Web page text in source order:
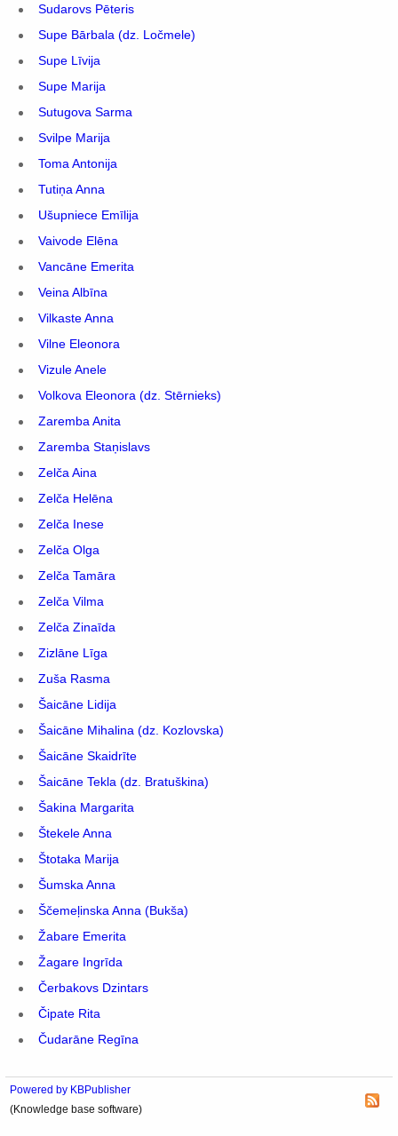
Sudarovs Pēteris
Supe Bārbala (dz. Ločmele)
Supe Līvija
Supe Marija
Sutugova Sarma
Svilpe Marija
Toma Antonija
Tutiņa Anna
Ušupniece Emīlija
Vaivode Elēna
Vancāne Emerita
Veina Albīna
Vilkaste Anna
Vilne Eleonora
Vizule Anele
Volkova Eleonora (dz. Stērnieks)
Zaremba Anita
Zaremba Staņislavs
Zelča Aina
Zelča Helēna
Zelča Inese
Zelča Olga
Zelča Tamāra
Zelča Vilma
Zelča Zinaīda
Zizlāne Līga
Zuša Rasma
Šaicāne Lidija
Šaicāne Mihalina (dz. Kozlovska)
Šaicāne Skaidrīte
Šaicāne Tekla (dz. Bratuškina)
Šakina Margarita
Štekele Anna
Štotaka Marija
Šumska Anna
Ščemeļinska Anna (Bukša)
Žabare Emerita
Žagare Ingrīda
Čerbakovs Dzintars
Čipate Rita
Čudarāne Regīna
Powered by KBPublisher
(Knowledge base software)